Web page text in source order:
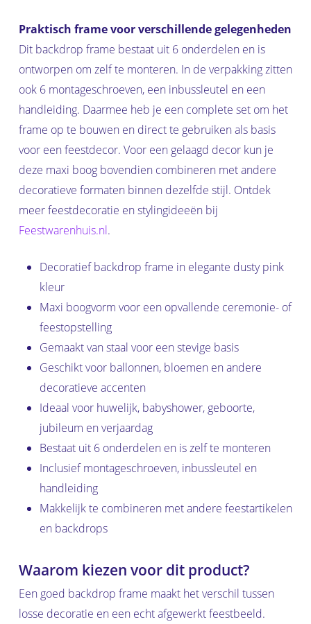
Praktisch frame voor verschillende gelegenheden
Dit backdrop frame bestaat uit 6 onderdelen en is
ontworpen om zelf te monteren. In de verpakking zitten
ook 6 montageschroeven, een inbussleutel en een
handleiding. Daarmee heb je een complete set om het
frame op te bouwen en direct te gebruiken als basis
voor een feestdecor. Voor een gelaagd decor kun je
deze maxi boog bovendien combineren met andere
decoratieve formaten binnen dezelfde stijl. Ontdek
meer feestdecoratie en stylingideeën bij
Feestwarenhuis.nl.
Decoratief backdrop frame in elegante dusty pink
kleur
Maxi boogvorm voor een opvallende ceremonie- of
feestopstelling
Gemaakt van staal voor een stevige basis
Geschikt voor ballonnen, bloemen en andere
decoratieve accenten
Ideaal voor huwelijk, babyshower, geboorte,
jubileum en verjaardag
Bestaat uit 6 onderdelen en is zelf te monteren
Inclusief montageschroeven, inbussleutel en
handleiding
Makkelijk te combineren met andere feestartikelen
en backdrops
Waarom kiezen voor dit product?
Een goed backdrop frame maakt het verschil tussen
losse decoratie en een echt afgewerkt feestbeeld.